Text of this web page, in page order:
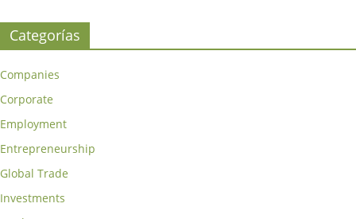
Categorías
Companies
Corporate
Employment
Entrepreneurship
Global Trade
Investments